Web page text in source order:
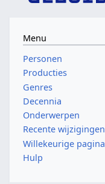
Menu
Personen
Producties
Genres
Decennia
Onderwerpen
Recente wijzigingen
Willekeurige pagina
Hulp